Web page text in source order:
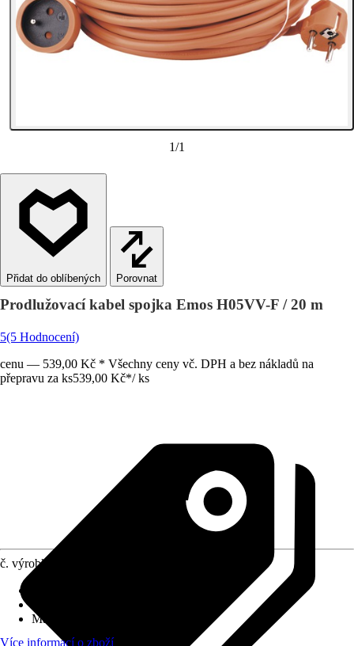
1/1
Porovnat
Prodlužovací kabel spojka Emos H05VV-F / 20 m
5(5 Hodnocení)
cenu — 539,00 Kč * Všechny ceny vč. DPH a bez nákladů na
přepravu za ks539,00 Kč*/ ks
č. výrobku
Max. zatížení cca
Více informací o zboží